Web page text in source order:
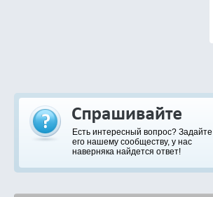
Есть интересный вопрос? Задайте
его нашему сообществу, у нас
наверняка найдется ответ!